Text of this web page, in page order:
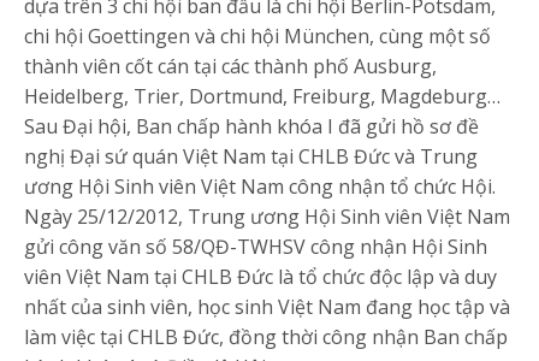
dựa trên 3 chi hội ban đầu là chi hội Berlin-Potsdam,
chi hội Goettingen và chi hội München, cùng một số
thành viên cốt cán tại các thành phố Ausburg,
Heidelberg, Trier, Dortmund, Freiburg, Magdeburg…
Sau Đại hội, Ban chấp hành khóa I đã gửi hồ sơ đề
nghị Đại sứ quán Việt Nam tại CHLB Đức và Trung
ương Hội Sinh viên Việt Nam công nhận tổ chức Hội.
Ngày 25/12/2012, Trung ương Hội Sinh viên Việt Nam
gửi công văn số 58/QĐ-TWHSV công nhận Hội Sinh
viên Việt Nam tại CHLB Đức là tổ chức độc lập và duy
nhất của sinh viên, học sinh Việt Nam đang học tập và
làm việc tại CHLB Đức, đồng thời công nhận Ban chấp